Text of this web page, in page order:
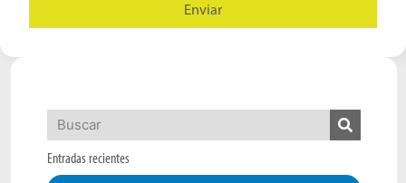
Enviar
Entradas recientes